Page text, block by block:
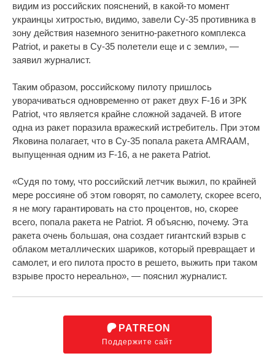
видим из российских пояснений, в какой-то момент
украинцы хитростью, видимо, завели Су-35 противника в
зону действия наземного зенитно-ракетного комплекса
Patriot, и ракеты в Су-35 полетели еще и с земли», —
заявил журналист.
Таким образом, российскому пилоту пришлось
уворачиваться одновременно от ракет двух F-16 и ЗРК
Patriot, что является крайне сложной задачей. В итоге
одна из ракет поразила вражеский истребитель. При этом
Яковина полагает, что в Су-35 попала ракета AMRAAM,
выпущенная одним из F-16, а не ракета Patriot.
«Судя по тому, что российский летчик выжил, по крайней
мере россияне об этом говорят, по самолету, скорее всего,
я не могу гарантировать на сто процентов, но, скорее
всего, попала ракета не Patriot. Я объясню, почему. Эта
ракета очень большая, она создает гигантский взрыв с
облаком металлических шариков, который превращает и
самолет, и его пилота просто в решето, выжить при таком
взрыве просто нереально», — пояснил журналист.
PATREON
Поддержите сайт